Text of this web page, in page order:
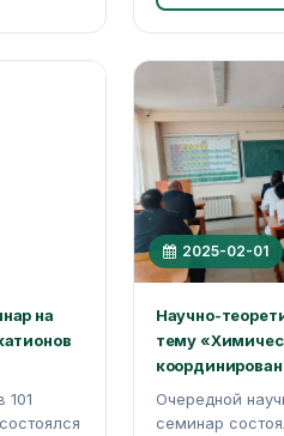
на
101
2025-02-01
Научно-
тему
Очередной
семинар